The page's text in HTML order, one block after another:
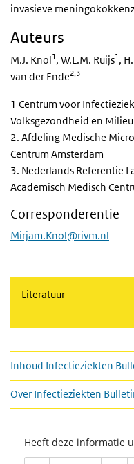
invasieve
Auteurs
M.J. Knol1, W.L.M. Ruijs1,
van der Ende2,3
1 Centrum voor
Volksgezondheid en Milieu
2. Afdeling Medische
Centrum Amsterdam
3. Nederlands Referentie
Academisch Medisch
Corresponderentie
Mirjam.Knol@rivm.nl
Literatuur
Zie ook
Inhoud Infectieziekten
Over Infectieziekten
Heeft deze informatie